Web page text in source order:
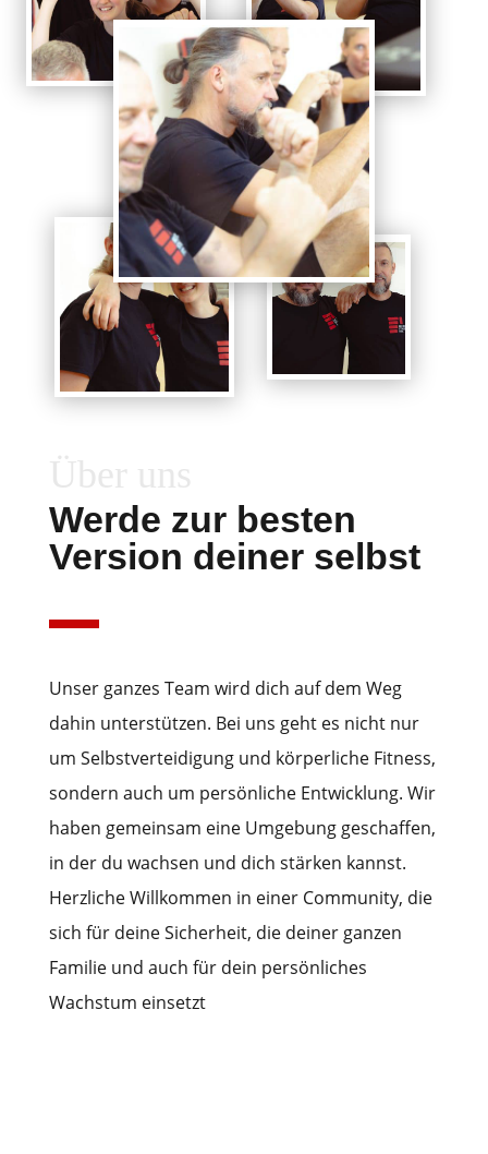
Werde zur besten
Version deiner selbst
Unser ganzes Team wird dich auf dem Weg
dahin unterstützen. Bei uns geht es nicht nur
um Selbstverteidigung und körperliche Fitness,
sondern auch um persönliche Entwicklung. Wir
haben gemeinsam eine Umgebung geschaffen,
in der du wachsen und dich stärken kannst.
Herzliche Willkommen in einer Community, die
sich für deine Sicherheit, die deiner ganzen
Familie und auch für dein persönliches
Wachstum einsetzt